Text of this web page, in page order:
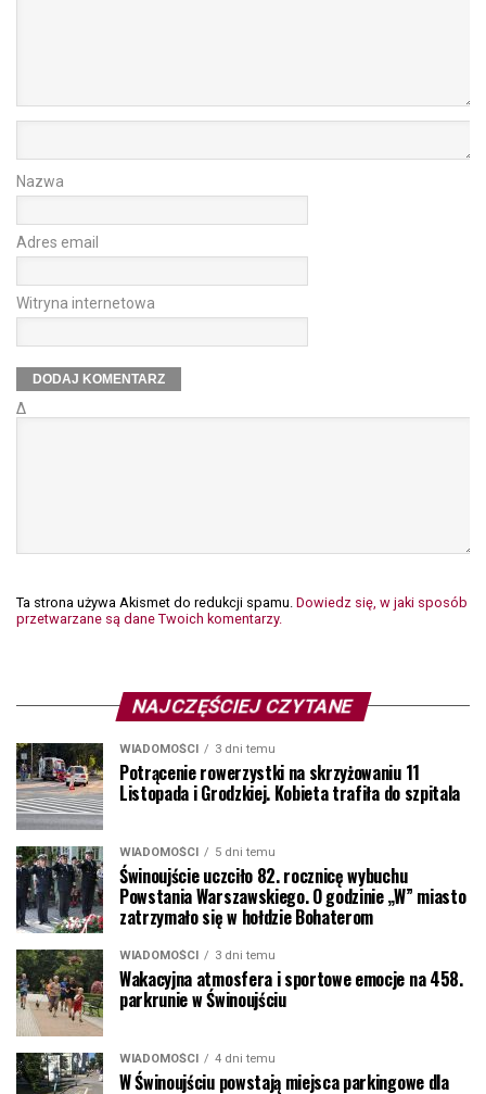
Nazwa
Adres email
Witryna internetowa
Δ
Ta strona używa Akismet do redukcji spamu. Dowiedz się, w jaki sposób
przetwarzane są dane Twoich komentarzy.
NAJCZĘŚCIEJ CZYTANE
WIADOMOŚCI 3 dni temu
Potrącenie rowerzystki na skrzyżowaniu 11
Listopada i Grodzkiej. Kobieta trafiła do szpitala
WIADOMOŚCI 5 dni temu
Świnoujście uczciło 82. rocznicę wybuchu
Powstania Warszawskiego. O godzinie „W” miasto
zatrzymało się w hołdzie Bohaterom
WIADOMOŚCI 3 dni temu
Wakacyjna atmosfera i sportowe emocje na 458.
parkrunie w Świnoujściu
WIADOMOŚCI 4 dni temu
W Świnoujściu powstają miejsca parkingowe dla